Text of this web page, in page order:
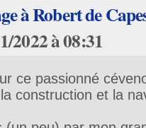
à Robert de
2022 à 08:31
ce passionné
construction et la